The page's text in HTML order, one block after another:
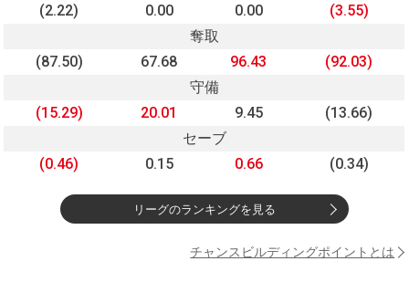
(2.22)
0.00 0.00
(3.55)
奪取
(87.50)
67.68 96.43
(92.03)
守備
(15.29)
20.01 9.45
(13.66)
セーブ
(0.46)
0.15 0.66 (0.34)
リーグのランキングを見る
チャンスビルディングポイントとは